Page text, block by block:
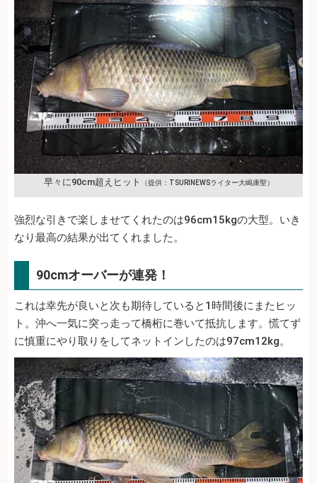
早々に90cm超えヒット （提供：TSURINEWSライター大嶋康聖）
強烈な引きで楽しませてくれたのは96cm15kgの大型。いき
なり最高の結果が出てくれました。
90cmオーバーが連発！
これは幸先が良いと次も期待していると1時間後にまたヒッ
ト。沖へ一気に突っ走って橋桁に巻いて抵抗します。慌てず
に慎重にやり取りをしてネットインしたのは97cm12kg。